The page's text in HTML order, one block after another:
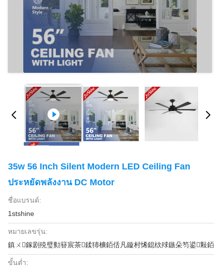
35w 56 Inch Silent Modern LED Ceiling Fan
ประหยัดพลังงาน DC Motor
ชื่อแบรนด์:
1stshine
หมายเลขรุ่น:
鎮ㄨ鎵剧殑璧勬簮宸茶鍒犻櫎銆佸凡鏇村悕鎴栨殏鏃朵笉鍙敤銆
ขั้นต่ำ: